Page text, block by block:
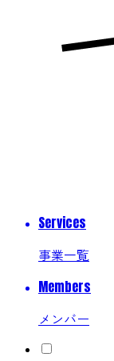
Services
事業一覧
Members
メンバー